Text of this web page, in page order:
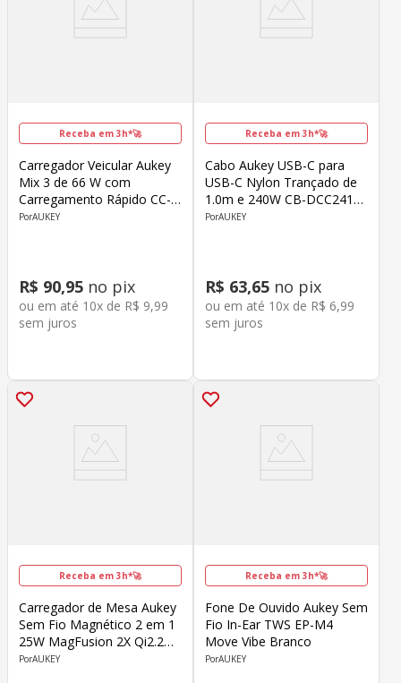
Receba em 3h*🚀
Carregador Veicular Aukey
Mix 3 de 66 W com
Carregamento Rápido CC-
P1 Preto
AUKEY
R$ 90,95 no pix
ou em até 10x de R$ 9,99
sem juros
Receba em 3h*🚀
Cabo Aukey USB-C para
USB-C Nylon Trançado de
1.0m e 240W CB-DCC241
Cinza
AUKEY
R$ 63,65 no pix
ou em até 10x de R$ 6,99
sem juros
Receba em 3h*🚀
Carregador de Mesa Aukey
Sem Fio Magnético 2 em 1
25W MagFusion 2X Qi2.2
LC-MC213 Preto
AUKEY
Receba em 3h*🚀
Fone De Ouvido Aukey Sem
Fio In-Ear TWS EP-M4
Move Vibe Branco
AUKEY